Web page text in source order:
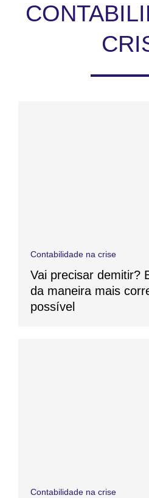
Contabilidade na crise
Vai precisar demitir?
da maneira mais
possível
Contabilidade na crise